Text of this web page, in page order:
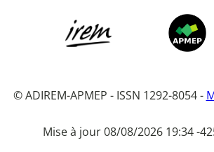
© ADIREM-APMEP - ISSN 1292-8054 -
Mise à jour 08/08/2026 19:34 -